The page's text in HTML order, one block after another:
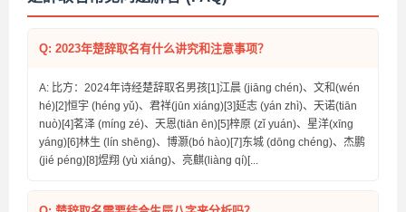
Q: 2023年楚辞取名有什么讲究和注意事项？
A: 比方：2024年诗经楚辞取名男孩[1]江晨 (jiāng chén)、文和(wén
hé)[2]恒宇 (héng yǔ)、君祥(jūn xiáng)[3]延志 (yán zhì)、天诺(tiān
nuò)[4]茗泽 (míng zé)、天恩(tiān ēn)[5]梓原 (zǐ yuán)、星洋(xīng
yáng)[6]林生 (lín shēng)、博灏(bó hào)[7]东城 (dōng chéng)、杰鹏
(jié péng)[8]煜翔 (yù xiáng)、亮麒(liàng qí)[...